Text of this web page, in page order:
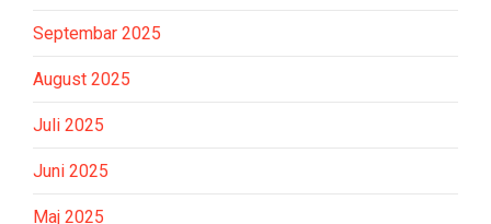
Septembar 2025
August 2025
Juli 2025
Juni 2025
Maj 2025